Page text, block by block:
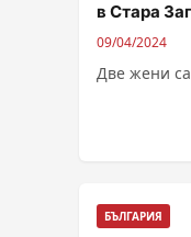
в Стара
09/04/2024
Две жени
БЪЛГАРИЯ